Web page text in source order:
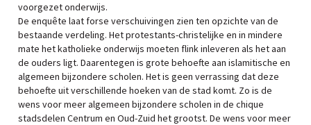
voorgezet onderwijs.
De enquête laat forse verschuivingen zien ten opzichte van de
bestaande verdeling. Het protestants-christelijke en in mindere
mate het katholieke onderwijs moeten flink inleveren als het aan
de ouders ligt. Daarentegen is grote behoefte aan islamitische en
algemeen bijzondere scholen. Het is geen verrassing dat deze
behoefte uit verschillende hoeken van de stad komt. Zo is de
wens voor meer algemeen bijzondere scholen in de chique
stadsdelen Centrum en Oud-Zuid het grootst. De wens voor meer